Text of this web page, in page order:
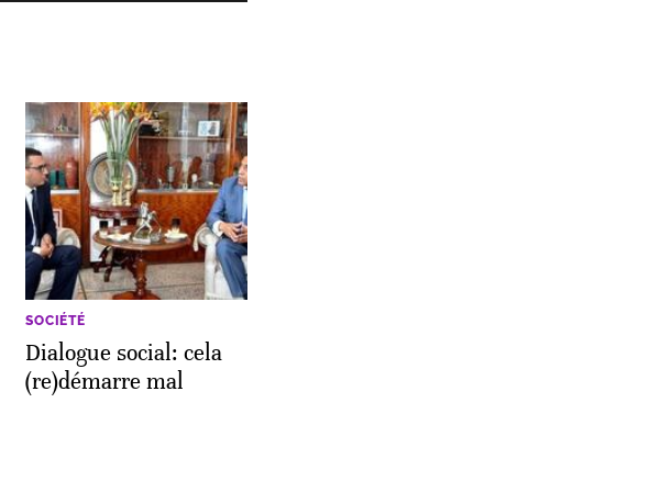
SOCIÉTÉ
Dialogue social: cela
(re)démarre mal